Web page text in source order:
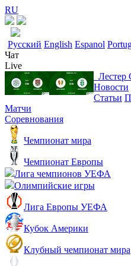
RU
Русский English Espanol
Чат
Live
Лестер
Новости
Статьи
Матчи
Соревнования
Чемпионат мира
Чемпионат Европы
Лига чемпионов УЕФА
Олимпийские игры
Лига Европы УЕФА
Кубок Америки
Клубный чемпионат мира